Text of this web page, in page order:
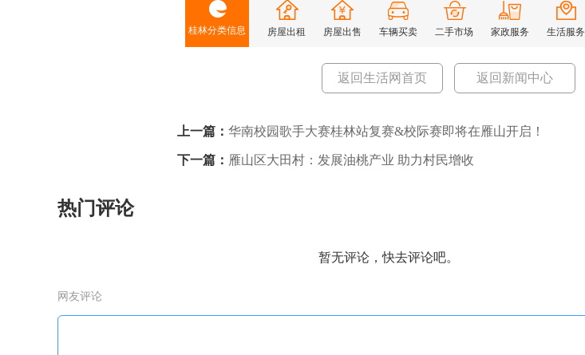
桂林分类信息 房屋出租 房屋出售 车辆买卖 二手市场 家政服务 生活服务
返回生活网首页 返回新闻中心
上一篇： 华南校园歌手大赛桂林站复赛&校际赛即将在雁山开启！
下一篇： 雁山区大田村：发展油桃产业 助力村民增收
热门评论
暂无评论，快去评论吧。
网友评论